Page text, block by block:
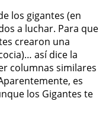
los gigantes (en
a luchar. Para que
crearon una
así dice la
columnas similares
es
los Gigantes te